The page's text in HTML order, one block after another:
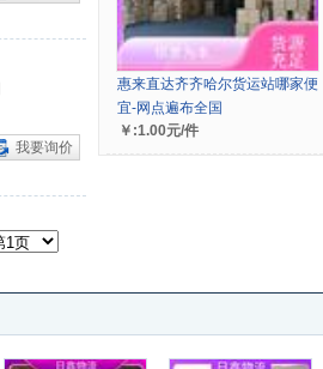
我要询价
惠来直达齐齐哈尔货运站哪家便
宜-网点遍布全国
￥:1.00元/件